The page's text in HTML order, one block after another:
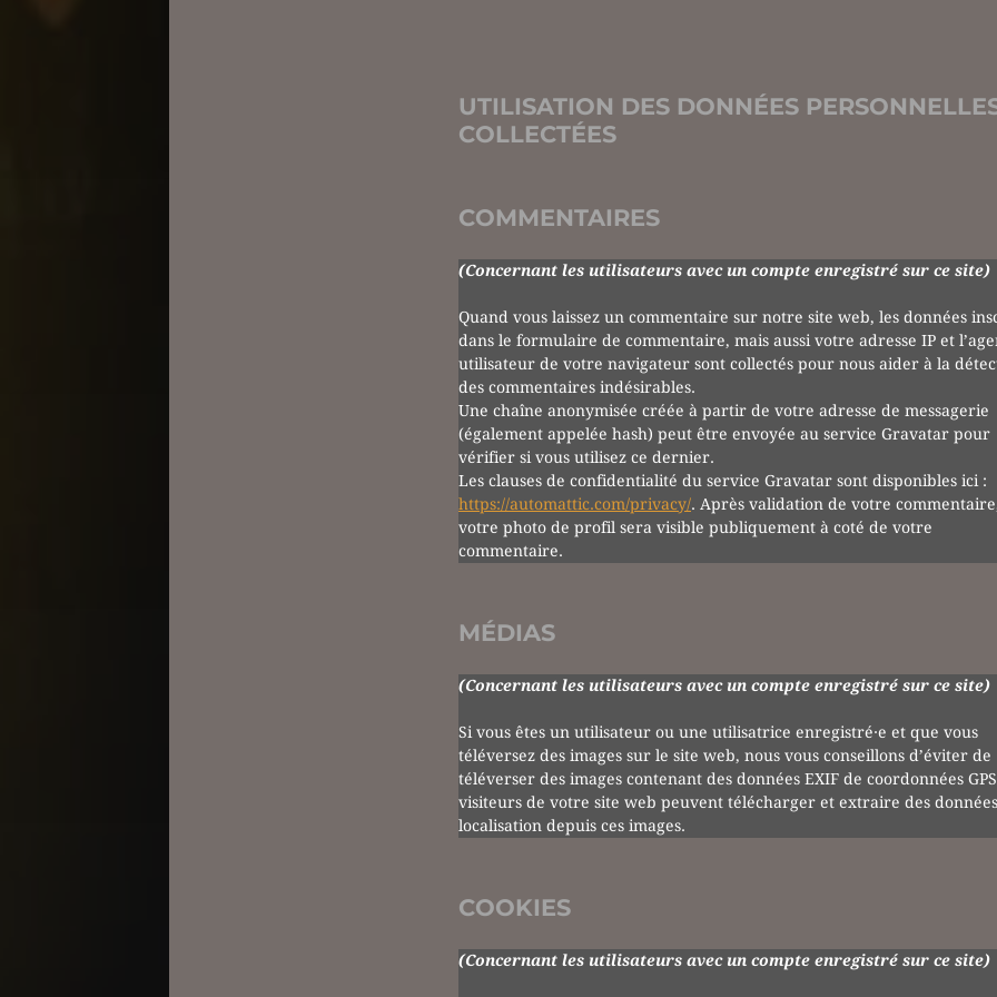
UTILISATION DES DONNÉES
COLLECTÉES
COMMENTAIRES
(Concernant les utilisateurs avec un compte enregistré sur ce site)
Quand vous laissez un commentaire sur notre site web, les données
dans le formulaire de commentaire, mais aussi votre adresse IP et
utilisateur de votre navigateur sont collectés pour nous aider à la
des commentaires indésirables.
Une chaîne anonymisée créée à partir de votre adresse de messagerie
(également appelée hash) peut être envoyée au service Gravatar pour
vérifier si vous utilisez ce dernier.
Les clauses de confidentialité du service Gravatar sont disponibles ici :
https://automattic.com/privacy/. Après validation de votre
votre photo de profil sera visible publiquement à coté de votre
commentaire.
MÉDIAS
(Concernant les utilisateurs avec un compte enregistré sur ce site)
Si vous êtes un utilisateur ou une utilisatrice enregistré·e et que vous
téléversez des images sur le site web, nous vous conseillons d’éviter de
téléverser des images contenant des données EXIF de coordonnées
visiteurs de votre site web peuvent télécharger et extraire des
localisation depuis ces images.
COOKIES
(Concernant les utilisateurs avec un compte enregistré sur ce site)